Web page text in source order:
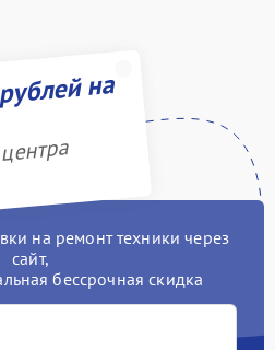
на
на ремонт техники через
сайт,
бессрочная скидка